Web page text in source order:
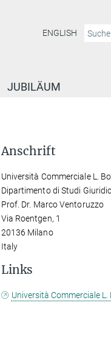
ENGLISH
JUBILÄUM
Anschrift
Università Commerciale L.
Dipartimento di Studi
Prof. Dr. Marco Ventoruzzo
Via Roentgen, 1
20136 Milano
Italy
Links
Università Commerciale L.